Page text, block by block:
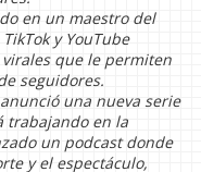
en un maestro del
y YouTube
que le permiten
seguidores.
una nueva serie
trabajando en la
un podcast donde
y el espectáculo,